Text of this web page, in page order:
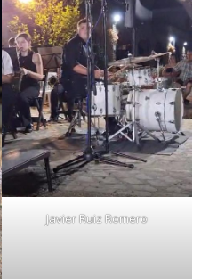
Javier Ruiz Romero